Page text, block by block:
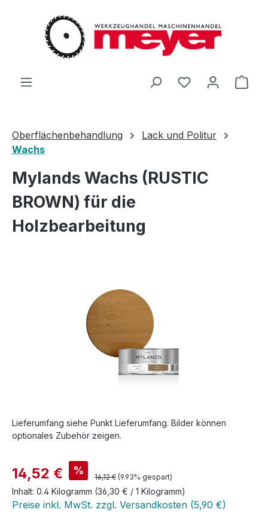
Zum Hauptinhalt springen
Du hast 0
Oberflächenbehandlung
Lack und Politur
Wachs
Mylands Wachs (RUSTIC
BROWN) für die
Holzbearbeitung
Lieferumfang siehe Punkt Lieferumfang. Bilder können
optionales Zubehör zeigen.
Verkaufspreis:
14,52 € % Regulärer Preis:
16,12 € (9.93% gespart)
Inhalt: 0.4 Kilogramm (36,30 € / 1 Kilogramm)
Preise inkl. MwSt. zzgl. Versandkosten (5,90 €)